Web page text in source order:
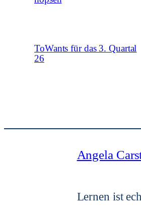
ToWants für das 3. Quartal
26
Angela
Lernen ist